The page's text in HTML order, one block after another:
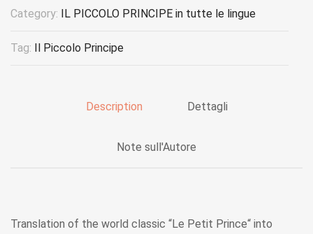
Category: IL PICCOLO PRINCIPE in tutte le lingue
Tag: Il Piccolo Principe
Description Dettagli
Note sull'Autore
Translation of the world classic “Le Petit Prince“ into